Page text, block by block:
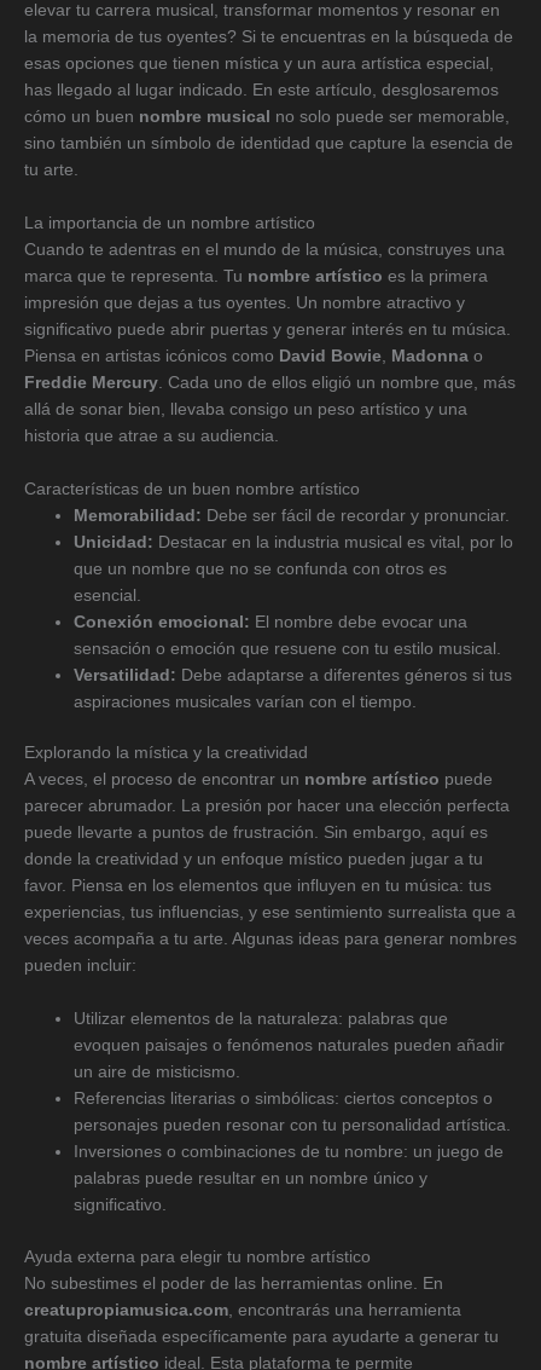
elevar tu carrera musical, transformar momentos y resonar en
la memoria de tus oyentes? Si te encuentras en la búsqueda de
esas opciones que tienen mística y un aura artística especial,
has llegado al lugar indicado. En este artículo, desglosaremos
cómo un buen nombre musical no solo puede ser memorable,
sino también un símbolo de identidad que capture la esencia de
tu arte.
La importancia de un nombre artístico
Cuando te adentras en el mundo de la música, construyes una
marca que te representa. Tu nombre artístico es la primera
impresión que dejas a tus oyentes. Un nombre atractivo y
significativo puede abrir puertas y generar interés en tu música.
Piensa en artistas icónicos como David Bowie, Madonna o
Freddie Mercury. Cada uno de ellos eligió un nombre que, más
allá de sonar bien, llevaba consigo un peso artístico y una
historia que atrae a su audiencia.
Características de un buen nombre artístico
Memorabilidad: Debe ser fácil de recordar y pronunciar.
Unicidad: Destacar en la industria musical es vital, por lo
que un nombre que no se confunda con otros es
esencial.
Conexión emocional: El nombre debe evocar una
sensación o emoción que resuene con tu estilo musical.
Versatilidad: Debe adaptarse a diferentes géneros si tus
aspiraciones musicales varían con el tiempo.
Explorando la mística y la creatividad
A veces, el proceso de encontrar un nombre artístico puede
parecer abrumador. La presión por hacer una elección perfecta
puede llevarte a puntos de frustración. Sin embargo, aquí es
donde la creatividad y un enfoque místico pueden jugar a tu
favor. Piensa en los elementos que influyen en tu música: tus
experiencias, tus influencias, y ese sentimiento surrealista que a
veces acompaña a tu arte. Algunas ideas para generar nombres
pueden incluir:
Utilizar elementos de la naturaleza: palabras que
evoquen paisajes o fenómenos naturales pueden añadir
un aire de misticismo.
Referencias literarias o simbólicas: ciertos conceptos o
personajes pueden resonar con tu personalidad artística.
Inversiones o combinaciones de tu nombre: un juego de
palabras puede resultar en un nombre único y
significativo.
Ayuda externa para elegir tu nombre artístico
No subestimes el poder de las herramientas online. En
creatupropiamusica.com , encontrarás una herramienta
gratuita diseñada específicamente para ayudarte a generar tu
nombre artístico ideal. Esta plataforma te permite